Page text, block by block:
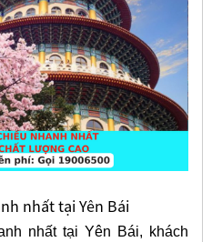
nhất tại Yên Bái
nhất tại Yên Bái, khách